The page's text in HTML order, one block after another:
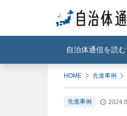
自治体通信を読む
HOME 先進事例
先進事例